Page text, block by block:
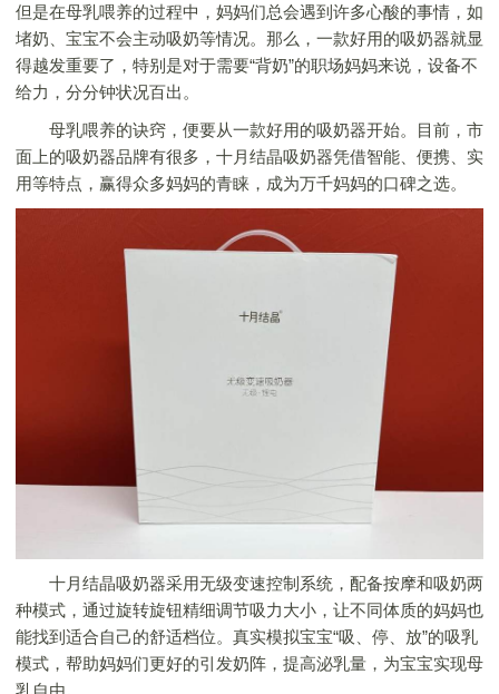
但是在母乳喂养的过程中，妈妈们总会遇到许多心酸的事情，如
堵奶、宝宝不会主动吸奶等情况。那么，一款好用的吸奶器就显
得越发重要了，特别是对于需要“背奶”的职场妈妈来说，设备不
给力，分分钟状况百出。
母乳喂养的诀窍，便要从一款好用的吸奶器开始。目前，市
面上的吸奶器品牌有很多，十月结晶吸奶器凭借智能、便携、实
用等特点，赢得众多妈妈的青睐，成为万千妈妈的口碑之选。
十月结晶吸奶器采用无级变速控制系统，配备按摩和吸奶两
种模式，通过旋转旋钮精细调节吸力大小，让不同体质的妈妈也
能找到适合自己的舒适档位。真实模拟宝宝“吸、停、放”的吸乳
模式，帮助妈妈们更好的引发奶阵，提高泌乳量，为宝宝实现母
乳自由。